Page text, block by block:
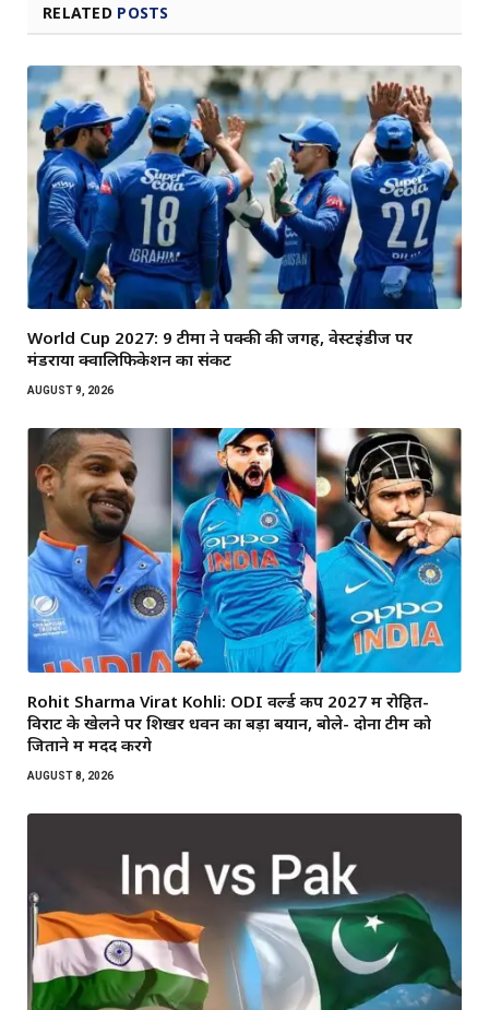
RELATED POSTS
World Cup 2027: 9 टीमों ने पक्की की जगह, वेस्टइंडीज पर
मंडराया क्वालिफिकेशन का संकट
AUGUST 9, 2026
Rohit Sharma Virat Kohli: ODI वर्ल्ड कप 2027 में रोहित-
विराट के खेलने पर शिखर धवन का बड़ा बयान, बोले- दोनों टीम को
जिताने में मदद करेंगे
AUGUST 8, 2026